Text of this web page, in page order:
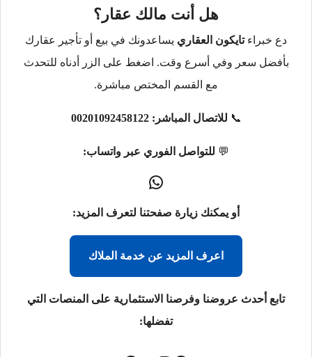
هل أنت مالك عقار؟
دع خبراءتايكون العقاري يساعدونك في بيع أو تأجير عقارك
بأفضل سعر وفي أسرع وقت. اضغط على الزر أدناه للتحدث
مع القسم المختص مباشرة.
📞 للاتصال المباشر: 00201092458122
💬 للتواصل الفوري عبر واتساب:
أو يمكنك زيارة صفحتنا لتعرف المزيد:
اعرف المزيد عن خدمة الملاك
تابع أحدث عروضنا وفرصنا الاستثمارية على المنصات التي
تفضلها: